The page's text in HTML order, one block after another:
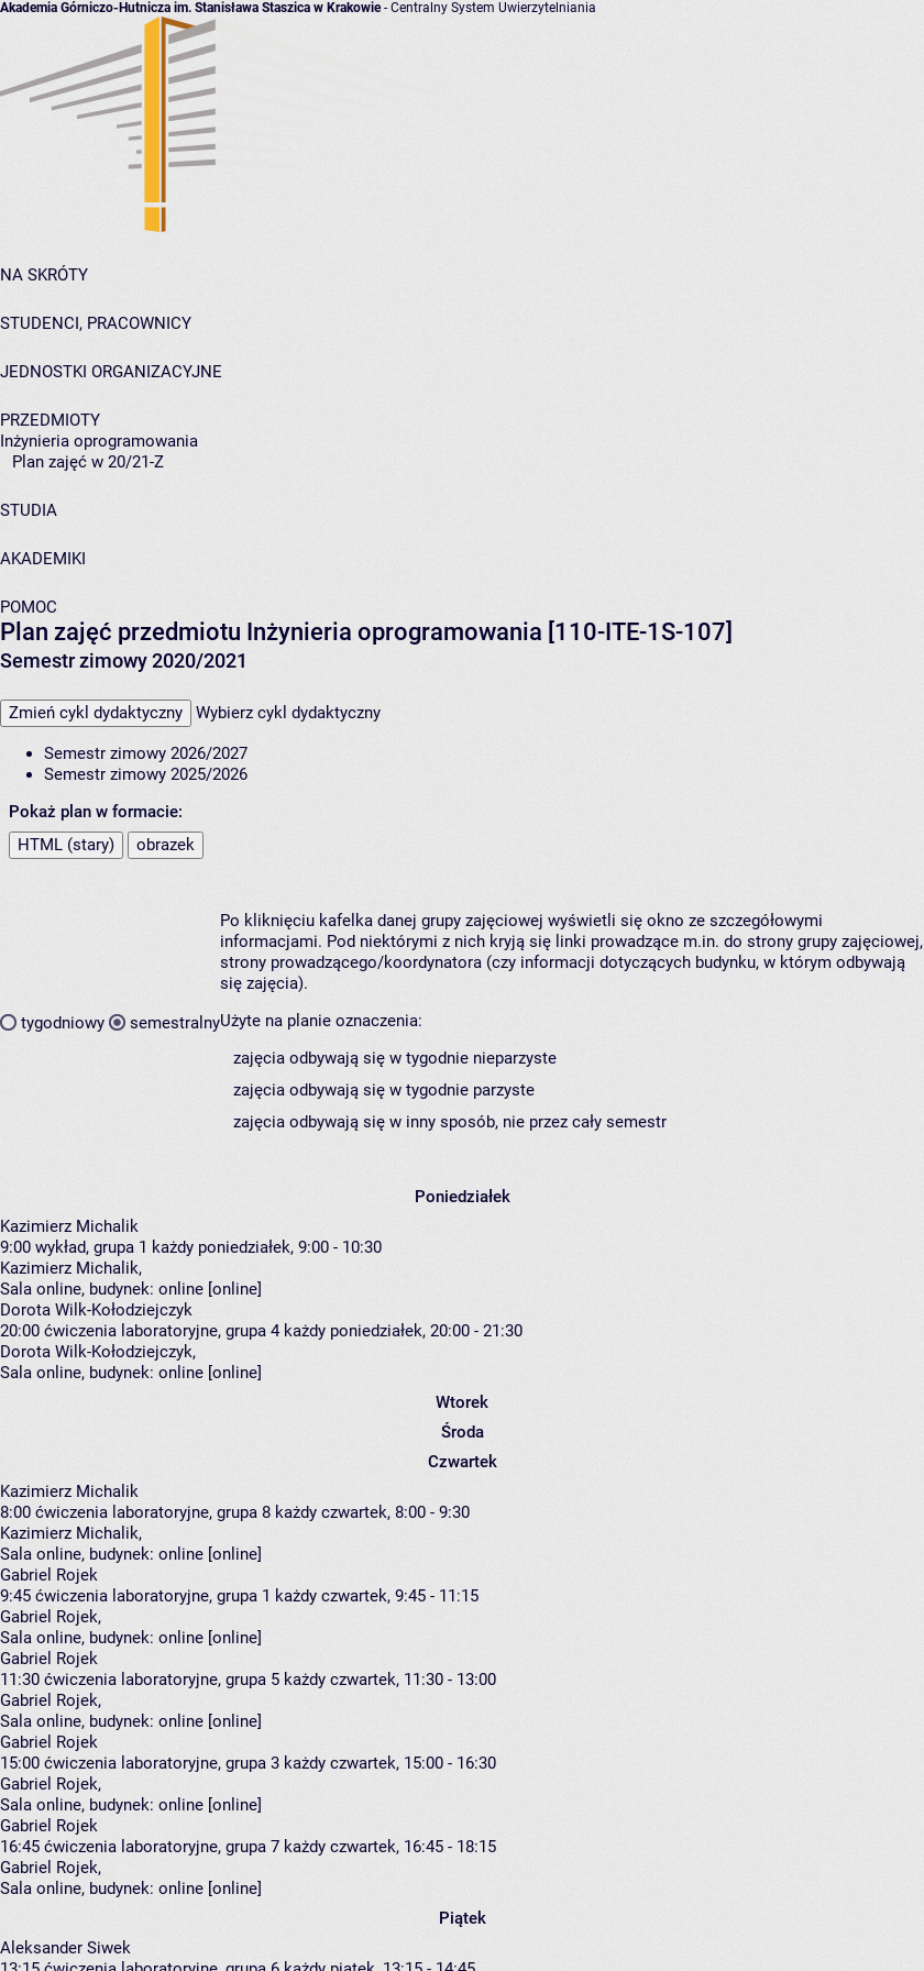
Akademia Górniczo-Hutnicza im. Stanisława Staszica w Krakowie- Centralny System Uwierzytelniania
NA SKRÓTY
STUDENCI, PRACOWNICY
JEDNOSTKI ORGANIZACYJNE
PRZEDMIOTY
Inżynieria oprogramowania
Plan zajęć w 20/21-Z
STUDIA
AKADEMIKI
POMOC
Plan zajęć przedmiotu Inżynieria oprogramowania [110-ITE-1S-107]
Semestr zimowy 2020/2021
Zmień cykl dydaktyczny Wybierz cykl dydaktyczny
Semestr zimowy 2026/2027
Semestr zimowy 2025/2026
Pokaż plan w formacie:
HTML (stary)
obrazek
tygodniowy semestralny
Po kliknięciu kafelka danej grupy zajęciowej wyświetli się okno ze szczegółowymi
informacjami. Pod niektórymi z nich kryją się linki prowadzące m.in. do strony grupy zajęciowej,
strony prowadzącego/koordynatora (czy informacji dotyczących budynku, w którym odbywają
się zajęcia).
Użyte na planie oznaczenia:
zajęcia odbywają się w tygodnie nieparzyste
zajęcia odbywają się w tygodnie parzyste
zajęcia odbywają się w inny sposób, nie przez cały semestr
Poniedziałek
Kazimierz Michalik
9:00 wykład, grupa 1 każdy poniedziałek, 9:00 - 10:30
Kazimierz Michalik,
Sala online, budynek: online [online]
Dorota Wilk-Kołodziejczyk
20:00 ćwiczenia laboratoryjne, grupa 4 każdy poniedziałek, 20:00 - 21:30
Dorota Wilk-Kołodziejczyk,
Sala online, budynek: online [online]
Wtorek
Środa
Czwartek
Kazimierz Michalik
8:00 ćwiczenia laboratoryjne, grupa 8 każdy czwartek, 8:00 - 9:30
Kazimierz Michalik,
Sala online, budynek: online [online]
Gabriel Rojek
9:45 ćwiczenia laboratoryjne, grupa 1 każdy czwartek, 9:45 - 11:15
Gabriel Rojek,
Sala online, budynek: online [online]
Gabriel Rojek
11:30 ćwiczenia laboratoryjne, grupa 5 każdy czwartek, 11:30 - 13:00
Gabriel Rojek,
Sala online, budynek: online [online]
Gabriel Rojek
15:00 ćwiczenia laboratoryjne, grupa 3 każdy czwartek, 15:00 - 16:30
Gabriel Rojek,
Sala online, budynek: online [online]
Gabriel Rojek
16:45 ćwiczenia laboratoryjne, grupa 7 każdy czwartek, 16:45 - 18:15
Gabriel Rojek,
Sala online, budynek: online [online]
Piątek
Aleksander Siwek